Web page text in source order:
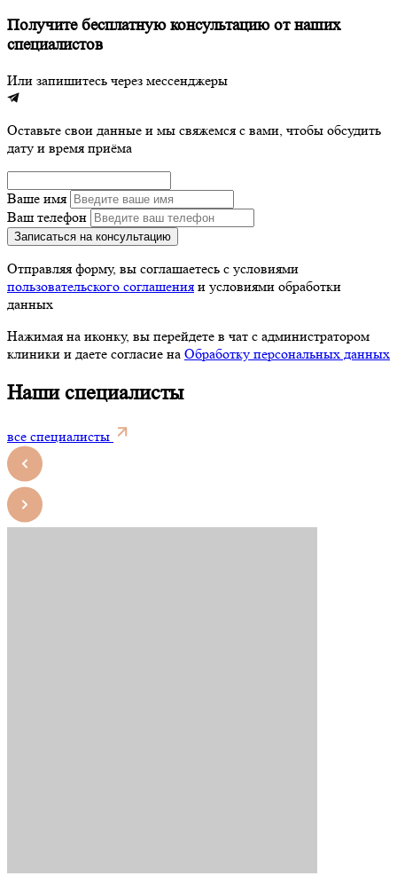
Получите бесплатную консультацию от наших
специалистов
Или запишитесь через мессенджеры
Оставьте свои данные и мы свяжемся с вами, чтобы обсудить
дату и время приёма
Ваше имя
Ваш телефон
Записаться на консультацию
Отправляя форму, вы соглашаетесь с условиями
пользовательского соглашения и условиями обработки
данных
Нажимая на иконку, вы перейдете в чат с администратором
клиники и даете согласие на Обработку персональных данных
Наши специалисты
все специалисты